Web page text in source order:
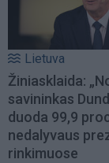
Lietuva
Žiniasklaida:
savininkas
duoda 99,9
nedalyvaus
rinkimuose